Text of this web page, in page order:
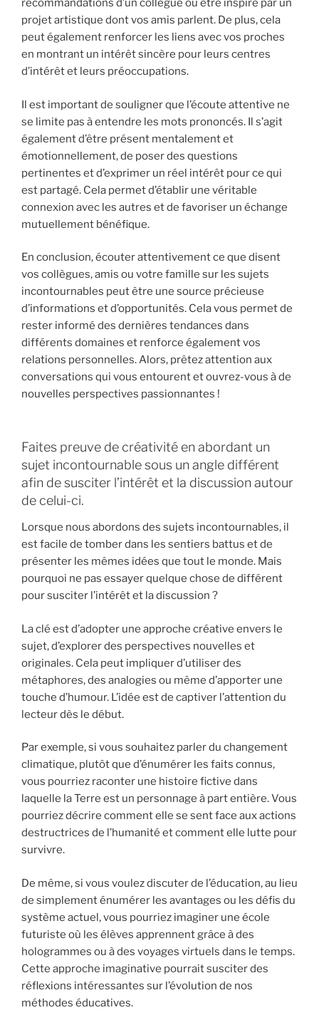
recommandations d’un collègue ou être inspiré par un
projet artistique dont vos amis parlent. De plus, cela
peut également renforcer les liens avec vos proches
en montrant un intérêt sincère pour leurs centres
d’intérêt et leurs préoccupations.
Il est important de souligner que l’écoute attentive ne
se limite pas à entendre les mots prononcés. Il s’agit
également d’être présent mentalement et
émotionnellement, de poser des questions
pertinentes et d’exprimer un réel intérêt pour ce qui
est partagé. Cela permet d’établir une véritable
connexion avec les autres et de favoriser un échange
mutuellement bénéfique.
En conclusion, écouter attentivement ce que disent
vos collègues, amis ou votre famille sur les sujets
incontournables peut être une source précieuse
d’informations et d’opportunités. Cela vous permet de
rester informé des dernières tendances dans
différents domaines et renforce également vos
relations personnelles. Alors, prêtez attention aux
conversations qui vous entourent et ouvrez-vous à de
nouvelles perspectives passionnantes !
Faites preuve de créativité en abordant un
sujet incontournable sous un angle différent
afin de susciter l’intérêt et la discussion autour
de celui-ci.
Lorsque nous abordons des sujets incontournables, il
est facile de tomber dans les sentiers battus et de
présenter les mêmes idées que tout le monde. Mais
pourquoi ne pas essayer quelque chose de différent
pour susciter l’intérêt et la discussion ?
La clé est d’adopter une approche créative envers le
sujet, d’explorer des perspectives nouvelles et
originales. Cela peut impliquer d’utiliser des
métaphores, des analogies ou même d’apporter une
touche d’humour. L’idée est de captiver l’attention du
lecteur dès le début.
Par exemple, si vous souhaitez parler du changement
climatique, plutôt que d’énumérer les faits connus,
vous pourriez raconter une histoire fictive dans
laquelle la Terre est un personnage à part entière. Vous
pourriez décrire comment elle se sent face aux actions
destructrices de l’humanité et comment elle lutte pour
survivre.
De même, si vous voulez discuter de l’éducation, au lieu
de simplement énumérer les avantages ou les défis du
système actuel, vous pourriez imaginer une école
futuriste où les élèves apprennent grâce à des
hologrammes ou à des voyages virtuels dans le temps.
Cette approche imaginative pourrait susciter des
réflexions intéressantes sur l’évolution de nos
méthodes éducatives.